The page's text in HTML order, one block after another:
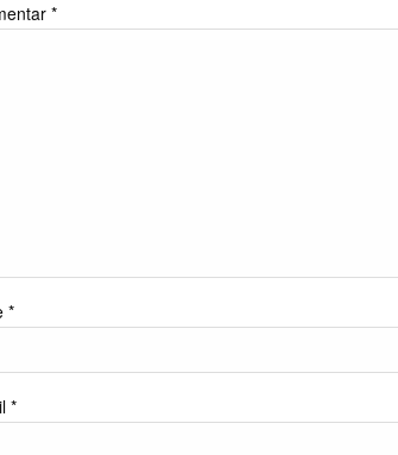
*
*
*